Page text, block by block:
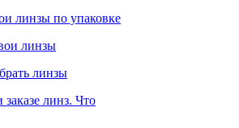
линзы по упаковке
линзы
линзы
линз. Что